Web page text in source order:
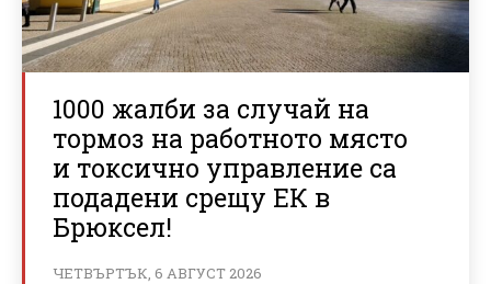
1000 жалби за случай на
тормоз на работното място
и токсично управление са
подадени срещу ЕК в
Брюксел!
ЧЕТВЪРТЪК, 6 АВГУСТ 2026